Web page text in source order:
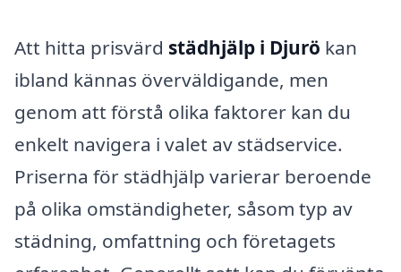
Att hitta prisvärd städhjälp i Djurö kan
ibland kännas överväldigande, men
genom att förstå olika faktorer kan du
enkelt navigera i valet av städservice.
Priserna för städhjälp varierar beroende
på olika omständigheter, såsom typ av
städning, omfattning och företagets